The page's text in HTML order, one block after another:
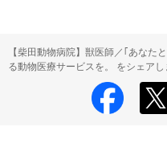
【柴田動物病院】獣医師／｢あなた
る動物医療サービスを。 をシェアし